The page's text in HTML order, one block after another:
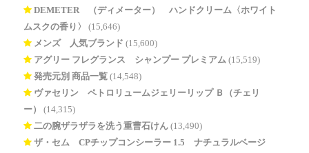
DEMETER®（ディメーター） ハンドクリーム〈ホワイト
ムスクの香り〉
(15,646)
メンズ 人気ブランド (15,600)
アグリー フレグランス シャンプー プレミアム (15,519)
発売元別 商品一覧 (14,548)
ヴァセリン ペトロリュームジェリーリップ Ｂ（チェリ
ー）
(14,315)
二の腕ザラザラを洗う重曹石けん (13,490)
ザ・セム CPチップコンシーラー 1.5 ナチュラルベージ